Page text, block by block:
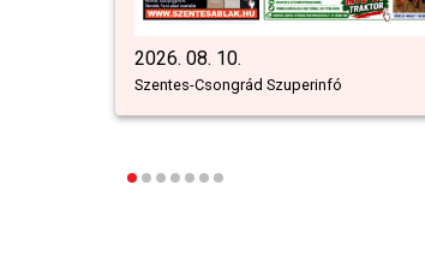
2026. 08. 10.
Szentes-Csongrád Szuperinfó